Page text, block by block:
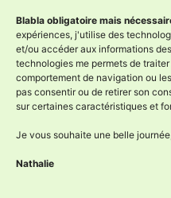
Blabla obligatoire mais
expériences, j'utilise des
et/ou accéder aux informations
technologies me permets de
comportement de navigation ou
pas consentir ou de retirer son
sur certaines caractéristiques et
Je vous souhaite une belle
Nathalie
Avis Google
L'Âne à Nath
4.9
Basé sur 59 avis
powered byG oog
évaluez-nous sur